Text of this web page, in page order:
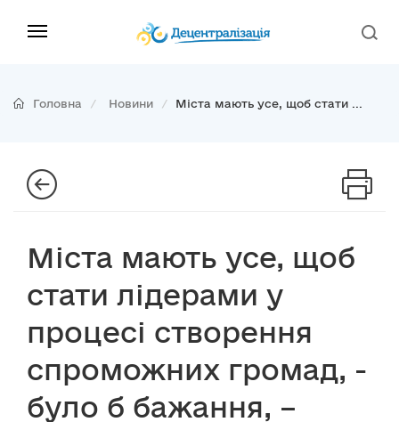
Головна Новини Міста мають усе, щоб стати ...
Міста мають усе, щоб
стати лідерами у
процесі створення
спроможних громад, -
було б бажання, –